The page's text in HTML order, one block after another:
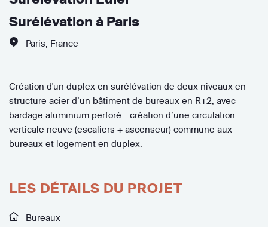
Surélévation à Paris
Paris France
Création d'un duplex en surélévation de deux niveaux en
structure acier d’un bâtiment de bureaux en R+2, avec
bardage aluminium perforé - création d’une circulation
verticale neuve (escaliers + ascenseur) commune aux
bureaux et logement en duplex.
LES DÉTAILS DU PROJET
Bureaux